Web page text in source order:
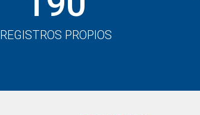
REGISTROS PROPIOS